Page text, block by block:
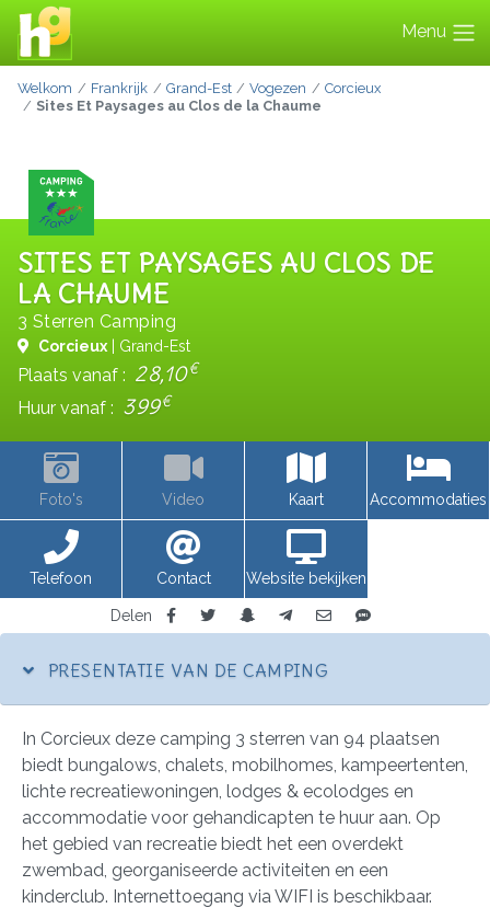
Menu
Welkom Frankrijk Grand-Est Vogezen
Corcieux
Sites Et Paysages au Clos de la Chaume
SITES ET PAYSAGES AU CLOS DE
LA CHAUME
3 Sterren Camping
Corcieux | Grand-Est
Plaats vanaf : 28,10€
Huur vanaf : 399€
Foto's Video Kaart Accommodaties
Telefoon Contact Website bekijken
Delen
PRESENTATIE VAN DE CAMPING
In Corcieux deze camping 3 sterren van 94 plaatsen
biedt bungalows, chalets, mobilhomes, kampeertenten,
lichte recreatiewoningen, lodges & ecolodges en
accommodatie voor gehandicapten te huur aan. Op
het gebied van recreatie biedt het een overdekt
zwembad, georganiseerde activiteiten en een
kinderclub. Internettoegang via WIFI is beschikbaar.